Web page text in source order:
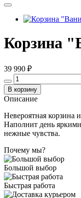
Корзина
39 990 ₽
В корзину
Описание
Невероятная корзина
Наполнит день
нежные чувства.
Почему мы?
Большой выбор
Быстрая работа